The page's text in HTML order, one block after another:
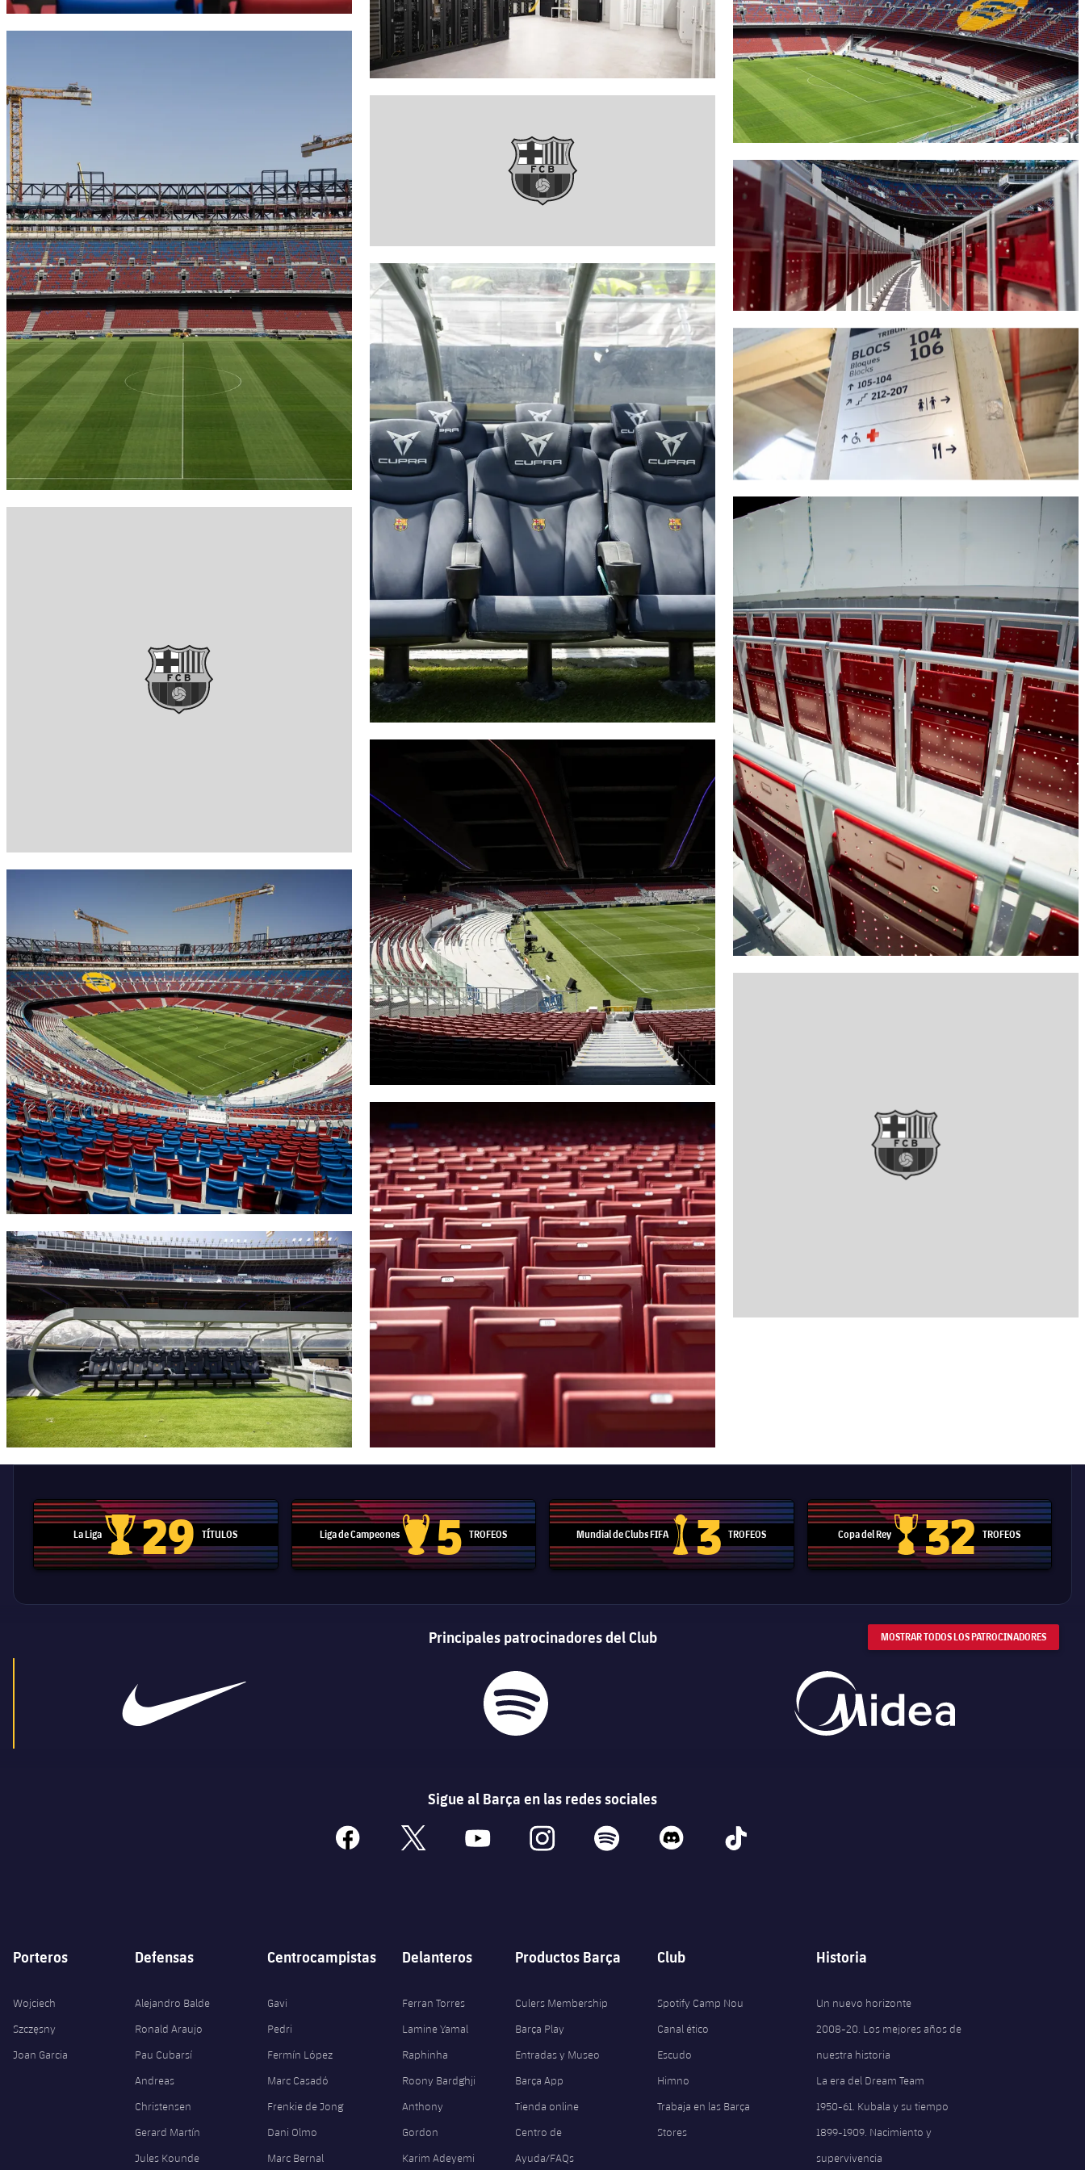
FC Barcelona club badge
FC Barcelona club badge
FC Barcelona club badge
FC Barcelona club badge
FC Barcelona club badge
La Liga
Trofeo de La Liga
29 TÍTULOS Liga de Campeones
Trofeo de la Liga de Campeones
5 TROFEOS Mundial de Clubs FIFA
Trofeo del Mundial de Clubes
3 TROFEOS Copa del Rey
Copa del Rey
32 TROFEOS
Principales patrocinadores del Club MOSTRAR TODOS LOS PATROCINADORES
Sigue al Barça en las redes sociales
facebook x youtube instagram spotify discord tiktok
Porteros
Wojciech
Szczęsny
Joan Garcia
Defensas
Alejandro Balde
Ronald Araujo
Pau Cubarsí
Andreas
Christensen
Gerard Martín
Jules Kounde
Centrocampistas
Gavi
Pedri
Fermín López
Marc Casadó
Frenkie de Jong
Dani Olmo
Marc Bernal
Delanteros
Ferran Torres
Lamine Yamal
Raphinha
Roony Bardghji
Anthony
Gordon
Karim Adeyemi
Productos Barça
Culers Membership
Barça Play
Entradas y Museo
Barça App
Tienda online
Centro de
Ayuda/FAQs
Club
Spotify Camp Nou
Canal ético
Escudo
Himno
Trabaja en las Barça
Stores
Historia
Un nuevo horizonte
2008-20. Los mejores años de
nuestra historia
La era del Dream Team
1950-61. Kubala y su tiempo
1899-1909. Nacimiento y
supervivencia